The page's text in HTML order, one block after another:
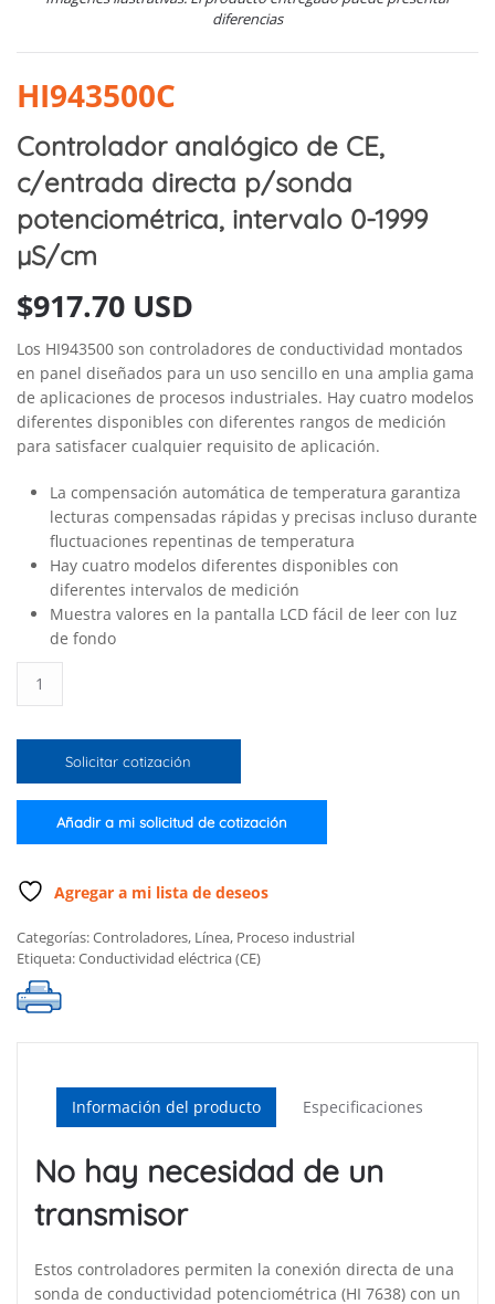
diferencias
HI943500C
Controlador analógico de CE,
c/entrada directa p/sonda
potenciométrica, intervalo 0-1999
µS/cm
$917.70 USD
Los HI943500 son controladores de conductividad montados
en panel diseñados para un uso sencillo en una amplia gama
de aplicaciones de procesos industriales. Hay cuatro modelos
diferentes disponibles con diferentes rangos de medición
para satisfacer cualquier requisito de aplicación.
La compensación automática de temperatura garantiza
lecturas compensadas rápidas y precisas incluso durante
fluctuaciones repentinas de temperatura
Hay cuatro modelos diferentes disponibles con
diferentes intervalos de medición
Muestra valores en la pantalla LCD fácil de leer con luz
de fondo
analógico
CE,
c/entrada
p/sonda
potenciométrica,
0-
µS/cm
cantidad
Solicitar cotización
Añadir a mi solicitud de cotización
Agregar a mi lista de deseos
Categorías:Controladores, Línea, Proceso industrial
Etiqueta:Conductividad eléctrica (CE)
Información del producto Especificaciones
No hay necesidad de un
transmisor
Estos controladores permiten la conexión directa de una
sonda de conductividad potenciométrica (HI 7638) con un